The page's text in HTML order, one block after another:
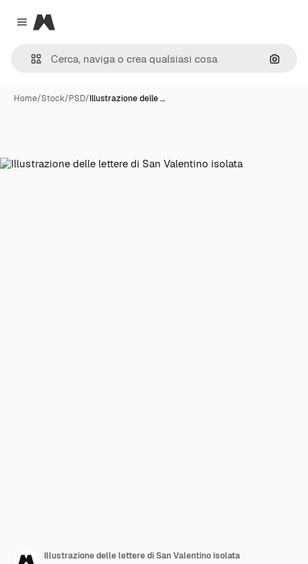
Close menu
Magnific
Cerca
Home/Stock/PSD/Illustrazione delle …
Illustrazione delle lettere di San Valentino isolata